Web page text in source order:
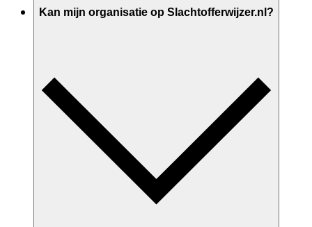
Kan mijn organisatie op Slachtofferwijzer.nl?